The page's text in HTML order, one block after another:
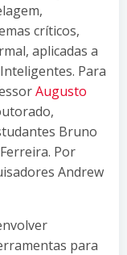
críticos,
aplicadas a
Para
Augusto
Bruno
Por
Andrew
para